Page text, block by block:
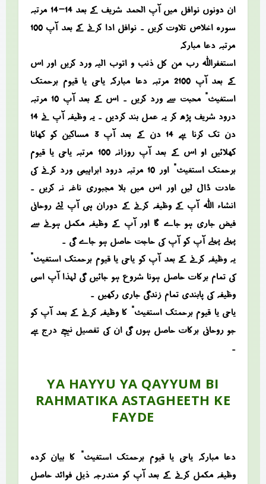
ان دونوں نوافل میں آپ الحمد شریف کے بعد 14-14 مرتبہ
سورہ اخلاص تلاوت کریں ۔ نوافل ادا کرنے کے بعد آپ 100
مرتبہ دعا مبارکہ
استغفراللہ رب من کل ذنب و اتوب الیہ ورد کریں اور اس
کے بعد آپ 2100 مرتبہ دعا مبارکہ “یاحی یا قیوم برحمتک
استغیث” محبت سے ورد کریں ۔ اس کے بعد آپ 10 مرتبہ
درود شریف پڑھ کر یہ عمل بند کردیں ۔ یہ وظیفہ آپ نے 14
دن تک کرنا ہے 14 دن کے بعد آپ 3 مساکین کو کھانا
کھلائیں او اس کے بعد آپ روزانہ 100 مرتبہ “یاحی یا قیوم
برحمتک استغیث” اور 10 مرتبہ درود ابراہیمی ورد کرنے کی
عادت ڈال لیں اور اس میں بلا مجبوری ناغہ نہ کریں ۔
انشاء اللہ آپ کے وظیفہ کرنے کے دوران ہی آپ لئے روحانی
فیض جاری ہو جاے گا اور آپ کے وظیفہ مکمل ہونے سے
پہلے پہلے آپ کو آپ کی حاجت حاصل ہو جاے گی ۔
یہ وظیفہ کرنے کے بعد آپ کو “یاحی یا قیوم برحمتک استغیث”
کی تمام برکات حاصل ہونا شروع ہو جائیں گی لہذا آپ اسی
وظیفہ کی پابندی تمام زندگی جاری رکھیں ۔
“یاحی یا قیوم برحمتک استغیث” کا وظیفہ کرنے کے بعد آپ کو
جو روحانی برکات حاصل ہوں گی ان کی تفصیل نیچے درج ہے
۔
YA HAYYU YA QAYYUM BI
RAHMATIKA ASTAGHEETH KE
FAYDE
دعا مبارکہ “یاحی یا قیوم برحمتک استغیث” کا بیان کردہ
وظیفہ مکمل کرنے کے بعد آپ کو مندرجہ ذیل فوائد حاصل